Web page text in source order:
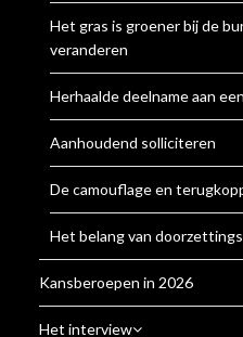
Het gras is groener bij de
veranderen
Herhaalde deelname aan
Aanhoudend solliciteren
De camouflage en
Het belang van
Kansberoepen in 2026
Het interview